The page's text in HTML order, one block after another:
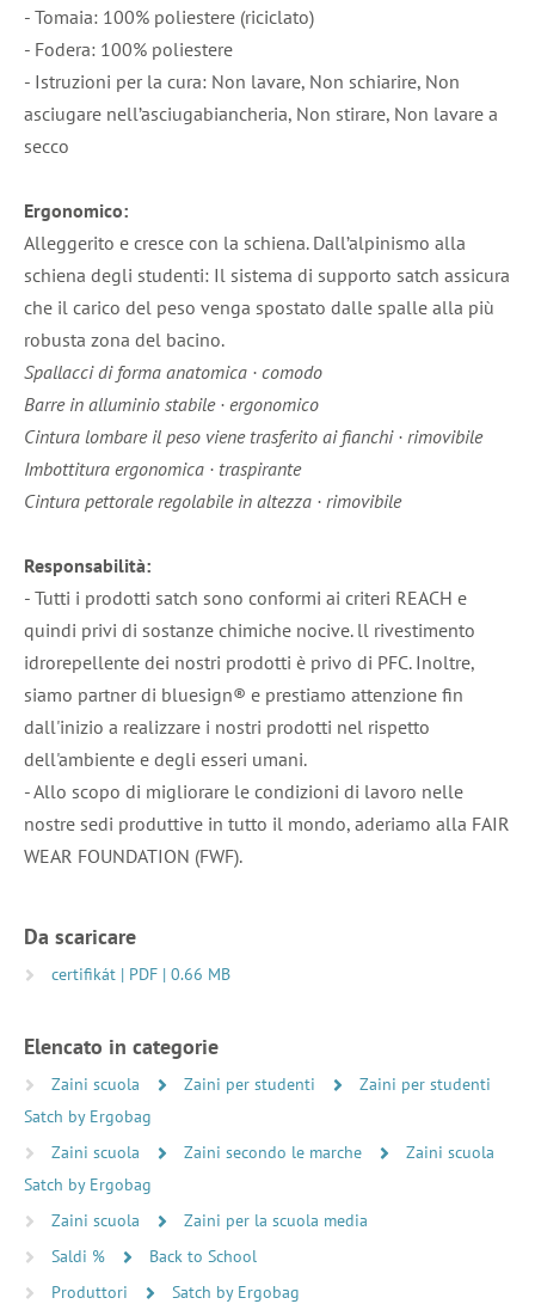
- Tomaia: 100% poliestere (riciclato)
- Fodera: 100% poliestere
- Istruzioni per la cura: Non lavare, Non schiarire, Non
asciugare nell’asciugabiancheria, Non stirare, Non lavare a
secco
Ergonomico:
Alleggerito e cresce con la schiena. Dall’alpinismo alla
schiena degli studenti: Il sistema di supporto satch assicura
che il carico del peso venga spostato dalle spalle alla più
robusta zona del bacino.
Spallacci di forma anatomica · comodo
Barre in alluminio stabile · ergonomico
Cintura lombare il peso viene trasferito ai fianchi · rimovibile
Imbottitura ergonomica · traspirante
Cintura pettorale regolabile in altezza · rimovibile
Responsabilità:
- Tutti i prodotti satch sono conformi ai criteri REACH e
quindi privi di sostanze chimiche nocive. ll rivestimento
idrorepellente dei nostri prodotti è privo di PFC. Inoltre,
siamo partner di bluesign® e prestiamo attenzione fin
dall'inizio a realizzare i nostri prodotti nel rispetto
dell'ambiente e degli esseri umani.
- Allo scopo di migliorare le condizioni di lavoro nelle
nostre sedi produttive in tutto il mondo, aderiamo alla FAIR
WEAR FOUNDATION (FWF).
Da scaricare
certifikát | PDF | 0.66 MB
Elencato in categorie
Zaini scuola Zaini per studenti
Zaini per studenti
Satch by Ergobag
Zaini scuola
Zaini secondo le marche
Zaini scuola
Satch by Ergobag
Zaini scuola
Zaini per la scuola media
Saldi %
Back to School
Produttori
Satch by Ergobag